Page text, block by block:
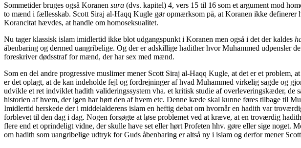
Sommetider bruges også Koranen sura (dvs. kapitel) 4, vers 15 til 16 som et argument mod
to mænd i fællesskab. Scott Siraj al-Haqq Kugle gør opmærksom på, at Koranen ikke definerer
Korancitat hævdes, at handle om homoseksualitet.
Nu tager klassisk islam imidlertid ikke blot udgangspunkt i Koranen men også i det der kaldes
åbenbaring og dermed uangribelige. Og der er adskillige hadither hvor Muhammed udpensler
foreskriver dødsstraf for mænd, der har sex med mænd.
Som en del andre progressive muslimer mener Scott Siraj al-Haqq Kugle, at det er et
er det oplagt, at de kan indeholde fejl og fordrejninger af hvad Muhammed virkelig sagde og
udvikle et ret indviklet hadith valideringssystem vha. et kritisk studie af overleveringskæder, de
historien af hvem, der igen har hørt den af hvem etc. Denne kæde skal kunne føres tilbage til
Imidlertid herskede der i middelalderens islam en heftig debat om hvornår en hadith var
forblevet til den dag i dag. Nogen forsøgte at løse problemet ved at kræve, at en troværdig
flere end et oprindeligt vidne, der skulle have set eller hørt Profeten hhv. gøre eller sige
om hadith som uangribelige udtryk for Guds åbenbaring er altså ny i islam og derfor mener